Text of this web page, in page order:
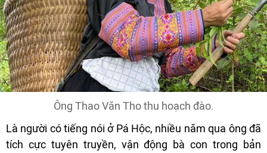
Ông Thao Văn Tho thu hoạch đào.
Là người có tiếng nói ở Pá Hộc, nhiều năm qua ông đã
tích cực tuyên truyền, vận động bà con trong bản